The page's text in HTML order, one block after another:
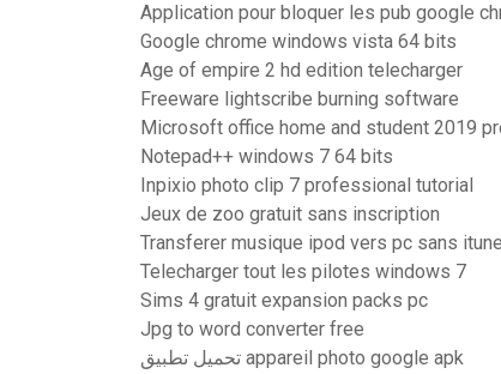
Application pour bloquer les pub google
Google chrome windows vista 64 bits
Age of empire 2 hd edition telecharger
Freeware lightscribe burning software
Microsoft office home and student 2019
Notepad++ windows 7 64 bits
Inpixio photo clip 7 professional tutorial
Jeux de zoo gratuit sans inscription
Transferer musique ipod vers pc sans
Telecharger tout les pilotes windows 7
Sims 4 gratuit expansion packs pc
Jpg to word converter free
تحميل تطبيق appareil photo google apk